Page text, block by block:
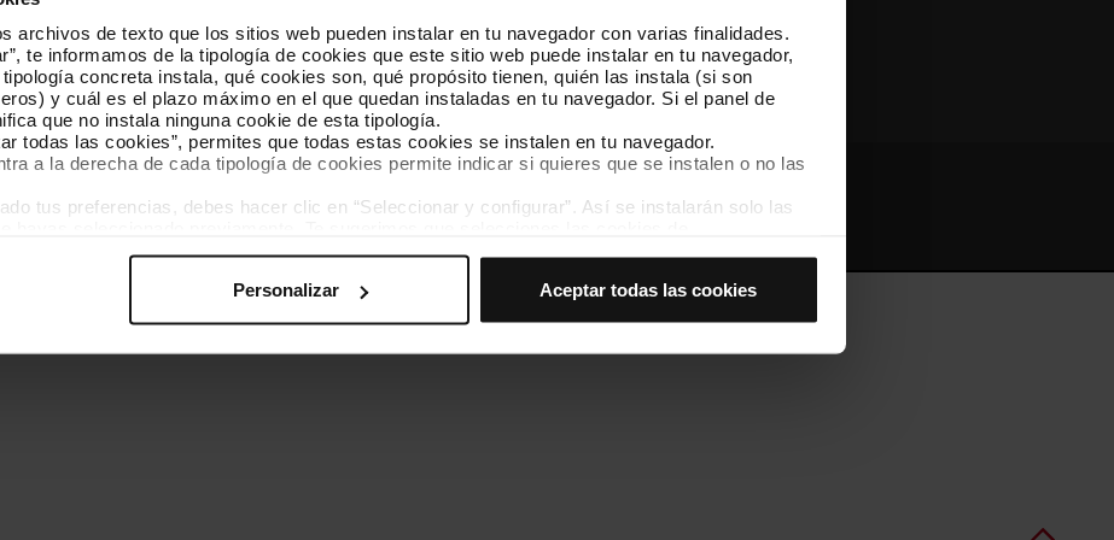
archivos de texto que los sitios web pueden instalar en tu navegador con varias finalidades.
te informamos de la tipología de cookies que este sitio web puede instalar en tu navegador,
concreta instala, qué cookies son, qué propósito tienen, quién las instala (si son
y cuál es el plazo máximo en el que quedan instaladas en tu navegador. Si el panel de
que no instala ninguna cookie de esta tipología.
todas las cookies”, permites que todas estas cookies se instalen en tu navegador.
a la derecha de cada tipología de cookies permite indicar si quieres que se instalen o no las
tus preferencias, debes hacer clic en “Seleccionar y configurar”. Así se instalarán solo las
recordar tus opciones de navegación (como el idioma) y mejoran tu experiencia de
imprescindibles para el funcionamiento de la web y, por tanto, si no las aceptas, no puedes
en el menú de la parte inferior de la web.
Personalizar Aceptar todas las cookies
Conócenos Contacta Otras webs de TMB
Política de cookies Gestor de cookies Accesibilidad Mapa web Webs de interés Intranet